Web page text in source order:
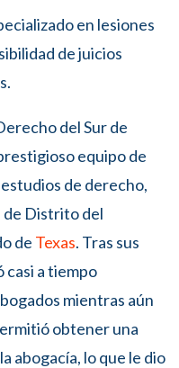
en lesiones
de juicios
del Sur de
equipo de
de derecho,
de Distrito del
de Texas. Tras sus
casi a tiempo
mientras aún
obtener una
abogacía, lo que le dio